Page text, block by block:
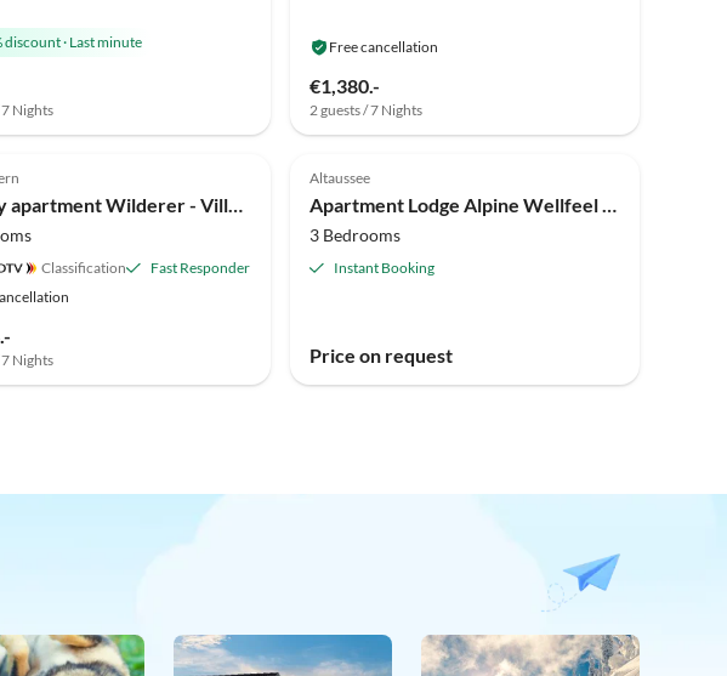
discount· Last minute
Nights
Free cancellation
€1,380.-
2 guests / 7 Nights
Holiday apartment Wilderer - Villa Salzweg
Classification
Fast Responder
Nights
Altaussee
Apartment Lodge Alpine Wellfeel für 6 Personen + 2 Zusatzb.
3 Bedrooms
Instant Booking
Price on request